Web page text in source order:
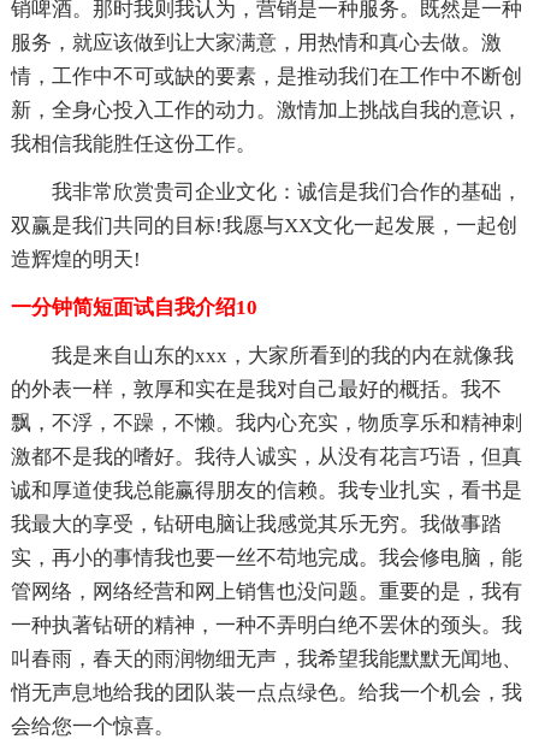
销啤酒。那时我则我认为，营销是一种服务。既然是一种
服务，就应该做到让大家满意，用热情和真心去做。激
情，工作中不可或缺的要素，是推动我们在工作中不断创
新，全身心投入工作的动力。激情加上挑战自我的意识，
我相信我能胜任这份工作。
我非常欣赏贵司企业文化：诚信是我们合作的基础，
双赢是我们共同的目标!我愿与XX文化一起发展，一起创
造辉煌的明天!
一分钟简短面试自我介绍10
我是来自山东的xxx，大家所看到的我的内在就像我
的外表一样，敦厚和实在是我对自己最好的概括。我不
飘，不浮，不躁，不懒。我内心充实，物质享乐和精神刺
激都不是我的嗜好。我待人诚实，从没有花言巧语，但真
诚和厚道使我总能赢得朋友的信赖。我专业扎实，看书是
我最大的享受，钻研电脑让我感觉其乐无穷。我做事踏
实，再小的事情我也要一丝不苟地完成。我会修电脑，能
管网络，网络经营和网上销售也没问题。重要的是，我有
一种执著钻研的精神，一种不弄明白绝不罢休的颈头。我
叫春雨，春天的雨润物细无声，我希望我能默默无闻地、
悄无声息地给我的团队装一点点绿色。给我一个机会，我
会给您一个惊喜。